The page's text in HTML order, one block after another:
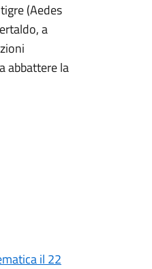
(Aedes
a
abbattere la
il 22